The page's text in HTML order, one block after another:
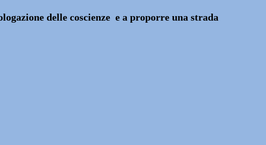
delle coscienze e a proporre una strada